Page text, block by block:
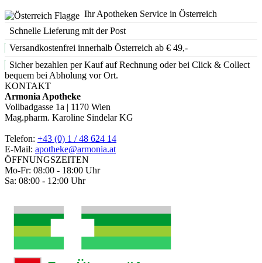
Ihr Apotheken Service in Österreich
Schnelle Lieferung mit der Post
Versandkostenfrei innerhalb Österreich ab € 49,-
Sicher bezahlen per Kauf auf Rechnung oder bei Click & Collect
bequem bei Abholung vor Ort.
KONTAKT
Armonia Apotheke
Vollbadgasse 1a | 1170 Wien
Mag.pharm. Karoline Sindelar KG
Telefon: +43 (0) 1 / 48 624 14
E-Mail: apotheke@armonia.at
ÖFFNUNGSZEITEN
Mo-Fr: 08:00 - 18:00 Uhr
Sa: 08:00 - 12:00 Uhr